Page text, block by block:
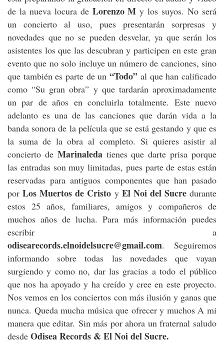
de la nueva locura de Lorenzo M y los suyos. No será
un concierto al uso, pues presentarán sorpresas y
novedades que no se pueden desvelar, ya que serán los
asistentes los que las descubran y participen en este gran
evento que no solo incluye un número de canciones, sino
que también es parte de un“Todo” al que han calificado
como “Su gran obra” y que tardarán aproximadamente
un par de años en concluirla totalmente. Este nuevo
adelanto es una de las canciones que darán vida a la
banda sonora de la película que se está gestando y que es
la suma de la obra al completo. Si quieres asistir al
concierto de Marinaledatienes que darte prisa porque
las entradas son muy limitadas, pues parte de estas están
reservadas para antiguos componentes que han pasado
porLos Muertos de Cristo y El Noi del Sucredurante
estos 25 años, familiares, amigos y compañeros de
muchos años de lucha. Para más información puedes
escribir a
odisearecords.elnoidelsucre@gmail.com. Seguiremos
informando sobre todas las novedades que vayan
surgiendo y como no, dar las gracias a todo el público
que nos ha apoyado y ha creído y cree en este proyecto.
Nos vemos en los conciertos con más ilusión y ganas que
nunca. Queda mucha música que ofrecer y muchos A mi
manera que editar. Sin más por ahora un fraternal saludo
desde Odisea Records & El Noi del Sucre.